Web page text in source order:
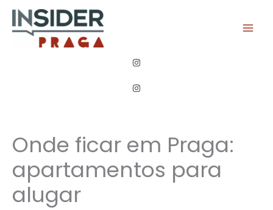
conteúdo
Onde ficar em Praga:
apartamentos para
alugar